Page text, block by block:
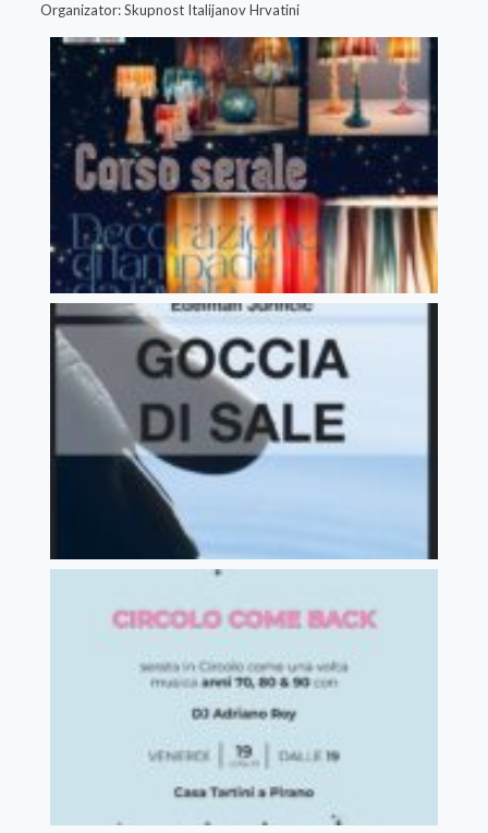
Organizator: Skupnost Italijanov Hrvatini